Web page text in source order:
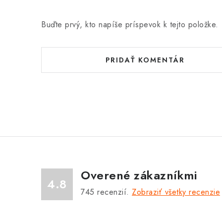
Buďte prvý, kto napíše príspevok k tejto položke.
PRIDAŤ KOMENTÁR
4.8
Overené zákazníkmi
745 recenzií. Zobraziť všetky recenzie